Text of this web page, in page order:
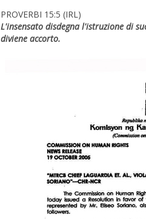
PROVERBI 15:5 (IRL)
L'insensato disdegna l'istruzione di
diviene accorto.